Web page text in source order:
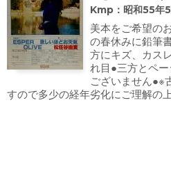
Kmp：昭和55年
美本をご希望の
の春休みに鉛筆
方にキズ、カス
れ目●三方とペ
ございません●※
すので多少の経年劣化にご理解の